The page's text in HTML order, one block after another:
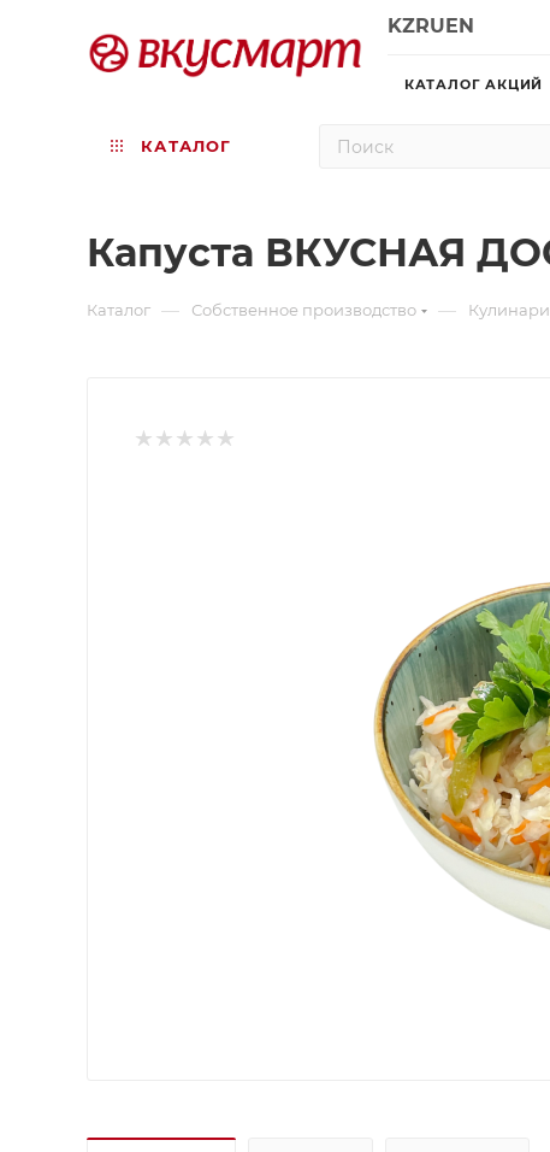
KZRUEN
КАТАЛОГ АКЦИЙ
КАТАЛОГ
Капуста ВКУСНАЯ
Каталог — Собственное производство —